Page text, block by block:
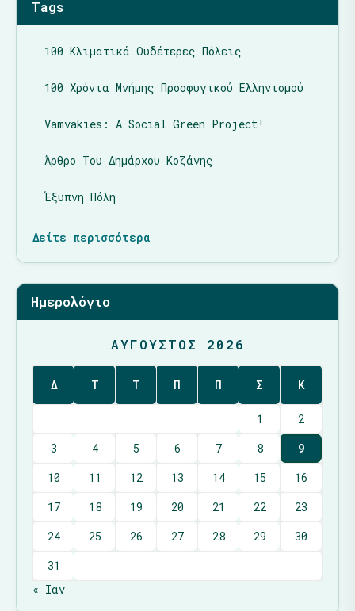
Tags
100 Κλιματικά Ουδέτερες Πόλεις
100 Χρόνια Μνήμης Προσφυγικού Ελληνισμού
Vamvakies: A Social Green Project!
Άρθρο Του Δημάρχου Κοζάνης
Έξυπνη Πόλη
Δείτε περισσότερα
Ημερολόγιο
ΑΎΓΟΥΣΤΟΣ 2026
Δ Τ Τ Π Π Σ Κ
1
2
3
4 5 6 7 8
9
10
11 12 13 14 15
16
17
18 19 20 21 22
23
24
25 26 27 28 29
30
31
« Ιαν